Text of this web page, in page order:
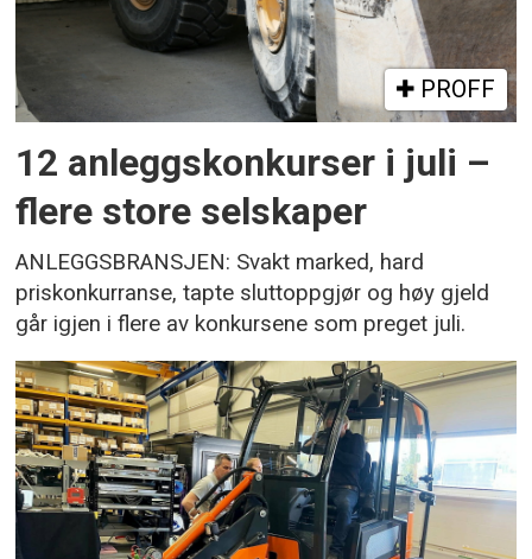
PROFF
12 anleggskonkurser i juli –
flere store selskaper
ANLEGGSBRANSJEN: Svakt marked, hard
priskonkurranse, tapte sluttoppgjør og høy gjeld
går igjen i flere av konkursene som preget juli.